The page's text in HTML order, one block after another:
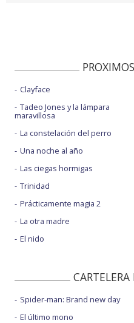
Clayface
Tadeo Jones y la lámpara
maravillosa
La constelación del perro
Una noche al año
Las ciegas hormigas
Trinidad
Prácticamente magia 2
La otra madre
El nido
Spider-man: Brand new day
El último mono